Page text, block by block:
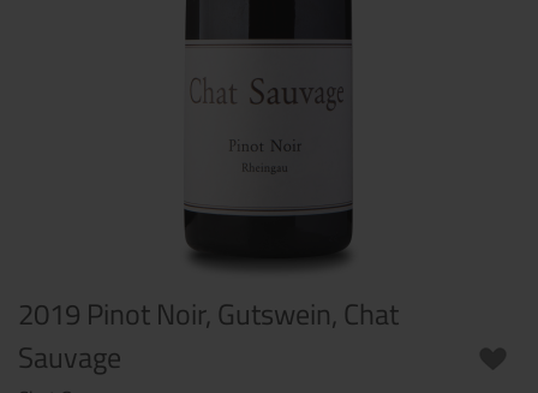
2019 Pinot Noir, Gutswein, Chat
Sauvage